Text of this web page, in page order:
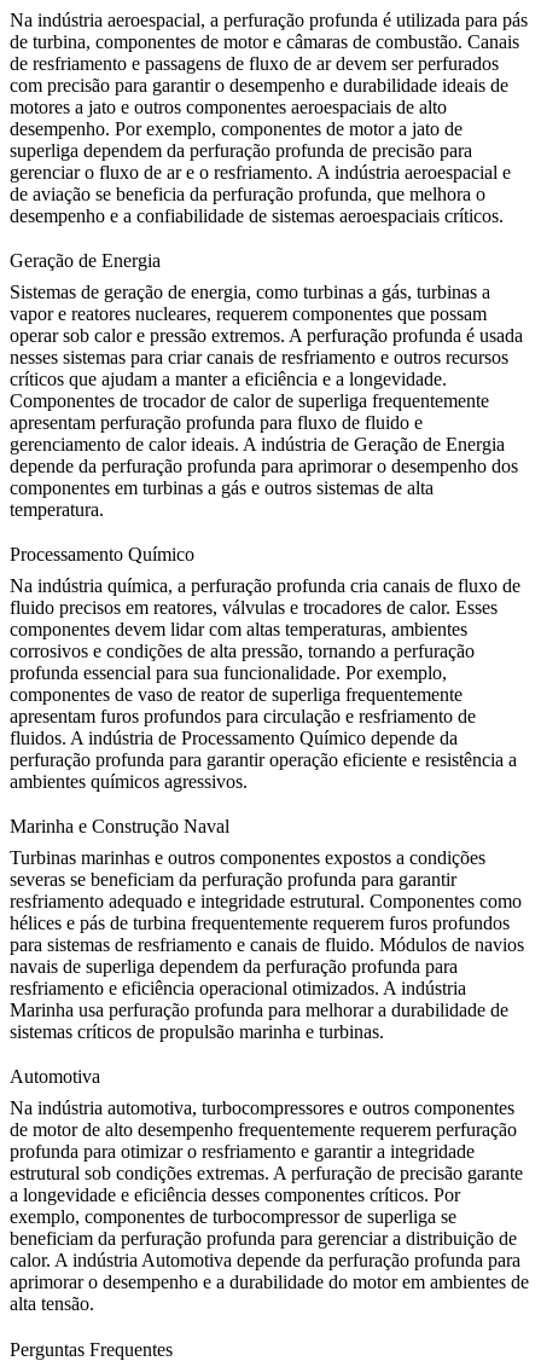
Na indústria aeroespacial, a perfuração profunda é utilizada para pás
de turbina, componentes de motor e câmaras de combustão. Canais
de resfriamento e passagens de fluxo de ar devem ser perfurados
com precisão para garantir o desempenho e durabilidade ideais de
motores a jato e outros componentes aeroespaciais de alto
desempenho. Por exemplo, componentes de motor a jato de
superliga dependem da perfuração profunda de precisão para
gerenciar o fluxo de ar e o resfriamento. A indústria aeroespacial e
de aviação se beneficia da perfuração profunda, que melhora o
desempenho e a confiabilidade de sistemas aeroespaciais críticos.
Geração de Energia
Sistemas de geração de energia, como turbinas a gás, turbinas a
vapor e reatores nucleares, requerem componentes que possam
operar sob calor e pressão extremos. A perfuração profunda é usada
nesses sistemas para criar canais de resfriamento e outros recursos
críticos que ajudam a manter a eficiência e a longevidade.
Componentes de trocador de calor de superliga frequentemente
apresentam perfuração profunda para fluxo de fluido e
gerenciamento de calor ideais. A indústria de Geração de Energia
depende da perfuração profunda para aprimorar o desempenho dos
componentes em turbinas a gás e outros sistemas de alta
temperatura.
Processamento Químico
Na indústria química, a perfuração profunda cria canais de fluxo de
fluido precisos em reatores, válvulas e trocadores de calor. Esses
componentes devem lidar com altas temperaturas, ambientes
corrosivos e condições de alta pressão, tornando a perfuração
profunda essencial para sua funcionalidade. Por exemplo,
componentes de vaso de reator de superliga frequentemente
apresentam furos profundos para circulação e resfriamento de
fluidos. A indústria de Processamento Químico depende da
perfuração profunda para garantir operação eficiente e resistência a
ambientes químicos agressivos.
Marinha e Construção Naval
Turbinas marinhas e outros componentes expostos a condições
severas se beneficiam da perfuração profunda para garantir
resfriamento adequado e integridade estrutural. Componentes como
hélices e pás de turbina frequentemente requerem furos profundos
para sistemas de resfriamento e canais de fluido. Módulos de navios
navais de superliga dependem da perfuração profunda para
resfriamento e eficiência operacional otimizados. A indústria
Marinha usa perfuração profunda para melhorar a durabilidade de
sistemas críticos de propulsão marinha e turbinas.
Automotiva
Na indústria automotiva, turbocompressores e outros componentes
de motor de alto desempenho frequentemente requerem perfuração
profunda para otimizar o resfriamento e garantir a integridade
estrutural sob condições extremas. A perfuração de precisão garante
a longevidade e eficiência desses componentes críticos. Por
exemplo, componentes de turbocompressor de superliga se
beneficiam da perfuração profunda para gerenciar a distribuição de
calor. A indústria Automotiva depende da perfuração profunda para
aprimorar o desempenho e a durabilidade do motor em ambientes de
alta tensão.
Perguntas Frequentes